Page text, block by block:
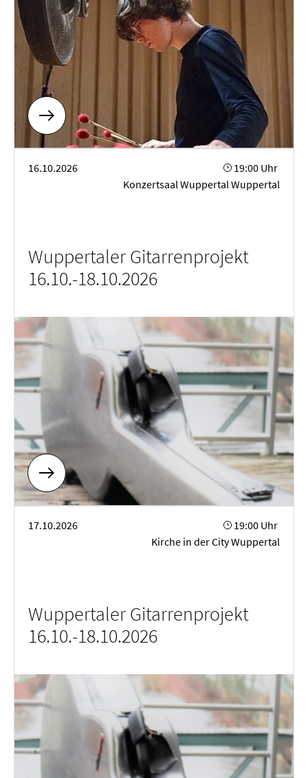
16.10.2026
19:00 Uhr
Konzertsaal Wuppertal Wuppertal
Wuppertaler Gitarrenprojekt
16.10.-18.10.2026
17.10.2026
19:00 Uhr
Kirche in der City Wuppertal
Wuppertaler Gitarrenprojekt
16.10.-18.10.2026